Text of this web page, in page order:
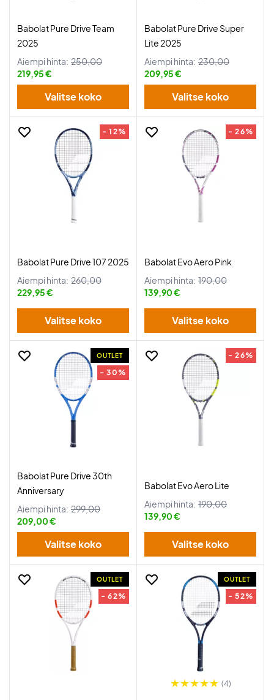
Babolat Pure Drive Team
2025
Aiempi hinta: 250,00
219,95 €
Valitse koko
Babolat Pure Drive Super
Lite 2025
Aiempi hinta: 230,00
209,95 €
Valitse koko
- 12%
Babolat Pure Drive 107 2025
Aiempi hinta: 260,00
229,95 €
Valitse koko
- 26%
Babolat Evo Aero Pink
Aiempi hinta: 190,00
139,90 €
Valitse koko
OUTLET
- 30%
Babolat Pure Drive 30th
Anniversary
Aiempi hinta: 299,00
209,00 €
Valitse koko
- 26%
Babolat Evo Aero Lite
Aiempi hinta: 190,00
139,90 €
Valitse koko
OUTLET
- 62%
OUTLET
- 52%
(4)